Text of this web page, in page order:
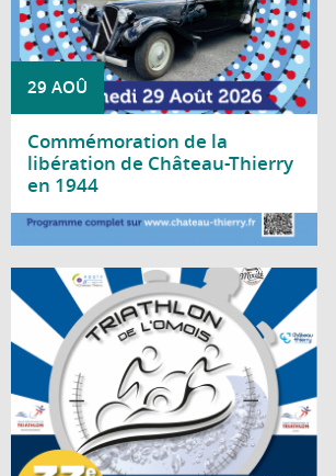
29 AOÛ
Commémoration de la
libération de Château-Thierry
en 1944
Lire la suite
Rendez-vous mythique, historique et
dynamique de Château-Thierry, le Triathlon
de l'Omois se déroulera le 30 août 2026 !